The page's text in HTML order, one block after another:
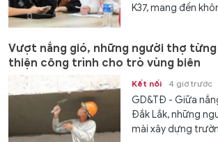
K37, mang đến
Vượt nắng gió, những người thợ từng
thiện công trình cho trò vùng biên
Kết nối 4 giờ trước
GD&TĐ - Giữa
Đắk Lắk, những
mài xây dựng